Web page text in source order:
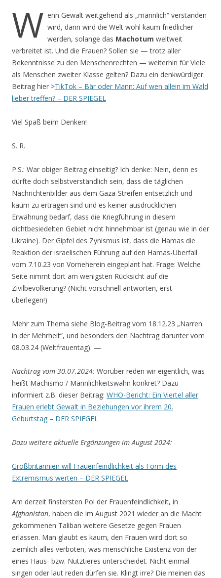
W enn Gewalt weitgehend als „männlich“ verstanden
wird, dann wird die Welt wohl kaum friedlicher
werden, solange das Machotum weltweit
verbreitet ist. Und die Frauen? Sollen sie — trotz aller
Bekenntnisse zu den Menschenrechten — weiterhin für Viele
als Menschen zweiter Klasse gelten? Dazu ein denkwürdiger
Beitrag hier >TikTok – Bär oder Mann: Auf wen allein im Wald
lieber treffen? – DER SPIEGEL
Viel Spaß beim Denken!
S. R.
P.S.: War obiger Beitrag einseitig? Ich denke: Nein, denn es
dürfte doch selbstverständlich sein, dass die täglichen
Nachrichtenbilder aus dem Gaza-Streifen entsetzlich und
kaum zu ertragen sind und es keiner ausdrücklichen
Erwähnung bedarf, dass die Kriegführung in diesem
dichtbesiedelten Gebiet nicht hinnehmbar ist (genau wie in der
Ukraine). Der Gipfel des Zynismus ist, dass die Hamas die
Reaktion der israelischen Führung auf den Hamas-Überfall
vom 7.10.23 von Vorneherein eingeplant hat. Frage: Welche
Seite nimmt dort am wenigsten Rücksicht auf die
Zivilbevölkerung? (Nicht vorschnell antworten, erst
überlegen!)
Mehr zum Thema siehe Blog-Beitrag vom 18.12.23 „Narren
in der Mehrheit“, und besonders den Nachtrag darunter vom
08.03.24 (Weltfrauentag). —
Nachtrag vom 30.07.2024: Worüber reden wir eigentlich, was
heißt Machismo / Männlichkeitswahn konkret? Dazu
informiert z.B. dieser Beitrag: WHO-Bericht: Ein Viertel aller
Frauen erlebt Gewalt in Beziehungen vor ihrem 20.
Geburtstag – DER SPIEGEL
Dazu weitere aktuelle Ergänzungen im August 2024:
Großbritannien will Frauenfeindlichkeit als Form des
Extremismus werten – DER SPIEGEL
Am derzeit finstersten Pol der Frauenfeindlichkeit, in
Afghanistan, haben die im August 2021 wieder an die Macht
gekommenen Taliban weitere Gesetze gegen Frauen
erlassen. Man glaubt es kaum, den Frauen wird dort so
ziemlich alles verboten, was menschliche Existenz von der
eines Haus- bzw. Nutztieres unterscheidet. Nicht einmal
singen oder laut reden dürfen sie. Klingt irre? Die meinen das